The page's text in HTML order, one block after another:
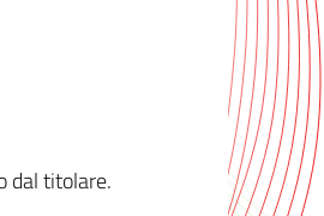
dal titolare.